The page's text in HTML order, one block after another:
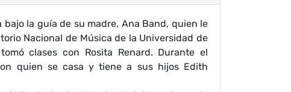
la guía de su madre, Ana Band, quien le
Nacional de Música de la Universidad de
clases con Rosita Renard. Durante el
quien se casa y tiene a sus hijos Edith